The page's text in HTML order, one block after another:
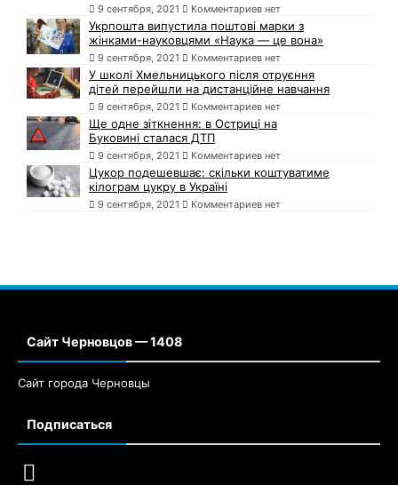
9 сентября, 2021 Комментариев нет
Укрпошта випустила поштові марки з
жінками-науковцями «Наука — це вона»
9 сентября, 2021 Комментариев нет
У школі Хмельницького після отруєння
дітей перейшли на дистанційне навчання
9 сентября, 2021 Комментариев нет
Ще одне зіткнення: в Остриці на
Буковині сталася ДТП
9 сентября, 2021 Комментариев нет
Цукор подешевшає: скільки коштуватиме
кілограм цукру в Україні
9 сентября, 2021 Комментариев нет
Сайт Черновцов — 1408
Сайт города Черновцы
Подписаться